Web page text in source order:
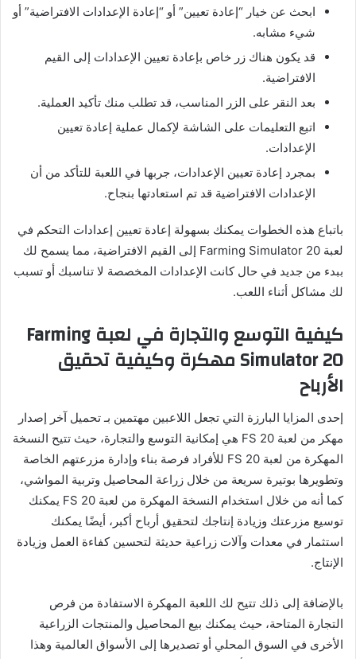
ابحث عن خيار “إعادة تعيين” أو “إعادة الإعدادات الافتراضية” أو
شيء مشابه.
قد يكون هناك زر خاص بإعادة تعيين الإعدادات إلى القيم
الافتراضية.
بعد النقر على الزر المناسب، قد تطلب منك تأكيد العملية.
اتبع التعليمات على الشاشة لإكمال عملية إعادة تعيين
الإعدادات.
بمجرد إعادة تعيين الإعدادات، جربها في اللعبة للتأكد من أن
الإعدادات الافتراضية قد تم استعادتها بنجاح.
باتباع هذه الخطوات يمكنك بسهولة إعادة تعيين إعدادات التحكم في
لعبة Farming Simulator 20 إلى القيم الافتراضية، مما يسمح لك
ببدء من جديد في حال كانت الإعدادات المخصصة لا تناسبك أو تسبب
لك مشاكل أثناء اللعب.
كيفية التوسع والتجارة في لعبةFarming
Simulator20 مهكرة وكيفية تحقيق
الأرباح
إحدى المزايا البارزة التي تجعل اللاعبين مهتمين بـ تحميل آخر إصدار
مهكر من لعبة FS 20 هي إمكانية التوسع والتجارة، حيث تتيح النسخة
المهكرة من لعبة FS 20 للأفراد فرصة بناء وإدارة مزرعتهم الخاصة
وتطويرها بوتيرة سريعة من خلال زراعة المحاصيل وتربية المواشي،
كما أنه من خلال استخدام النسخة المهكرة من لعبة FS 20 يمكنك
توسيع مزرعتك وزيادة إنتاجك لتحقيق أرباح أكبر، أيضًا يمكنك
استثمار في معدات وآلات زراعية حديثة لتحسين كفاءة العمل وزيادة
الإنتاج.
بالإضافة إلى ذلك تتيح لك اللعبة المهكرة الاستفادة من فرص
التجارة المتاحة، حيث يمكنك بيع المحاصيل والمنتجات الزراعية
الأخرى في السوق المحلي أو تصديرها إلى الأسواق العالمية وهذا